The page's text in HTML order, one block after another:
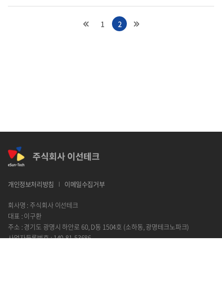
1 2
개인정보처리방침 이메일수집거부
회사명 : 주식회사 이선테크
대표 : 이구환
주소 : 경기도 광명시 하안로 60, D동 1504호 (소하동, 광명테크노파크)
사업자등록번호 : 140-81-53686